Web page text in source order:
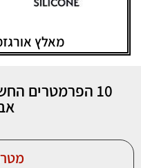
מאלץ
10 הפרמטרים